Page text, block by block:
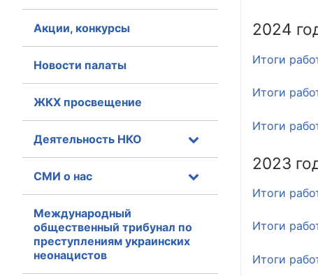
оказания услуг
О Палате
Структура
Комиссии
Экспертный
Совет ОП КО
2024
Итоги
Итоги
Итоги
2023
Итоги
Итоги
Итоги
Акции, конкурсы
Новости палаты
ЖКХ просвещение
Деятельность НКО
СМИ о нас
Международный
общественный трибунал по
преступлениям украинских
неонацистов